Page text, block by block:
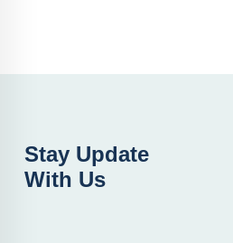
Stay Update
With Us